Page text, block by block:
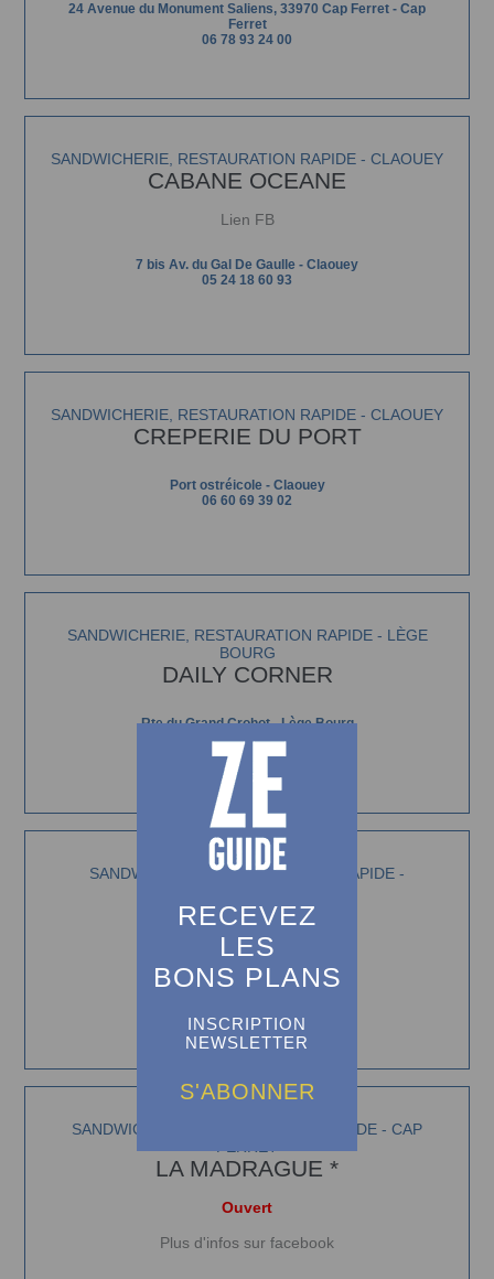
RECEVEZ
LES
BONS PLANS
INSCRIPTION
NEWSLETTER
S'ABONNER
24 Avenue du Monument Saliens, 33970 Cap Ferret - Cap
Ferret
06 78 93 24 00
SANDWICHERIE, RESTAURATION RAPIDE - CLAOUEY
CABANE OCEANE
Lien FB
7 bis Av. du Gal De Gaulle - Claouey
05 24 18 60 93
SANDWICHERIE, RESTAURATION RAPIDE - CLAOUEY
CREPERIE DU PORT
Port ostréicole - Claouey
06 60 69 39 02
SANDWICHERIE, RESTAURATION RAPIDE - LÈGE
BOURG
DAILY CORNER
Rte du Grand Crohot - Lège Bourg
05 57 17 96 34
SANDWICHERIE, RESTAURATION RAPIDE -
FRUITDOM
18 avenue Gambetta - Arcachon
SANDWICHERIE, RESTAURATION RAPIDE - CAP
LA MADRAGUE *
Ouvert
Plus d'infos sur facebook